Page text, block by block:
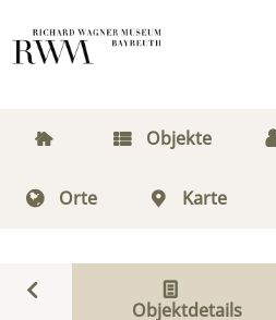
Objekte
Orte Karte
Objektdetails